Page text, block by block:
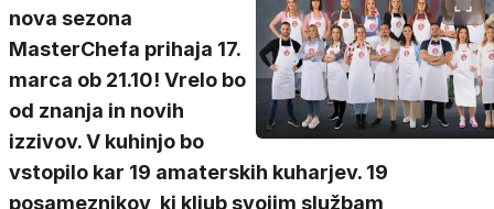
nova sezona
MasterChefa prihaja 17.
marca ob 21.10! Vrelo bo
od znanja in novih
izzivov. V kuhinjo bo
vstopilo kar 19 amaterskih kuharjev. 19
posameznikov, ki kljub svojim službam,